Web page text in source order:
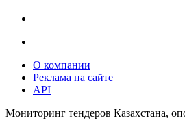
О компании
Реклама на сайте
API
Мониторинг тендеров Казахстана,